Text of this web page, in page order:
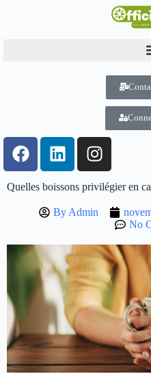
Quelles boissons privilégier en
By Admin
No